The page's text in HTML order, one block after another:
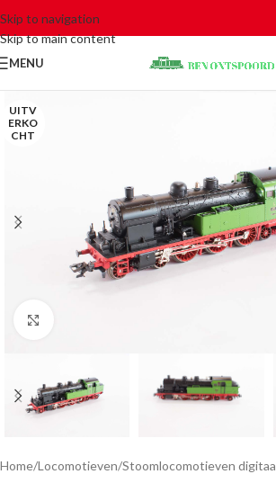
Skip to navigation
Skip to main content
MENU
UITV
ERKO
CHT
Home/Locomotieven/Stoomlocomotieven